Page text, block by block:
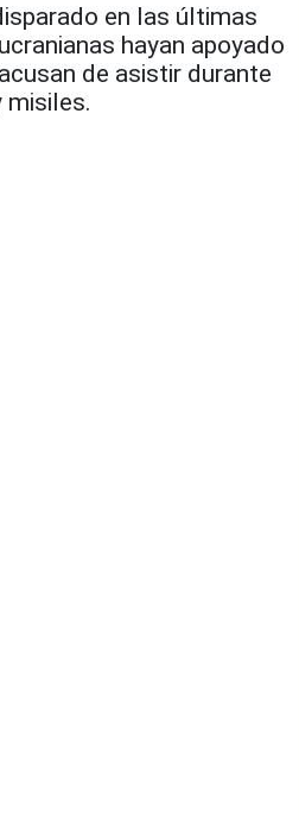
en las últimas
hayan apoyado
de asistir durante
misiles.